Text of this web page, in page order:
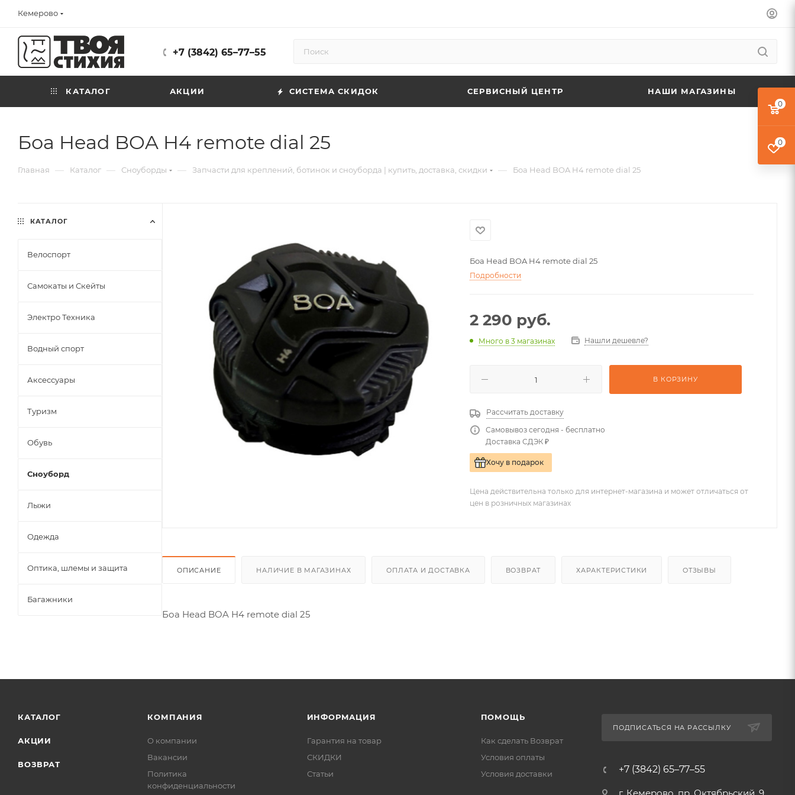
Кемерово
+7 (3842) 65–77–55
КАТАЛОГ АКЦИИ СИСТЕМА СКИДОК СЕРВИСНЫЙ ЦЕНТР НАШИ МАГАЗИНЫ
Боа Head BOA H4 remote dial 25
Главная — Каталог — Сноуборды — Запчасти для креплений, ботинок и сноуборда | купить, доставка, скидки — Боа Head BOA H4 remote dial 25
Боа Head BOA H4 remote dial 25
Подробности
2 290 руб.
Много в 3 магазинах Нашли дешевле?
В КОРЗИНУ
Рассчитать доставку
Самовывоз сегодня - бесплатно
Доставка СДЭК ₽
Хочу в подарок
Цена действительна только для интернет-магазина и может отличаться от
цен в розничных магазинах
ОПИСАНИЕ НАЛИЧИЕ В МАГАЗИНАХ ОПЛАТА И ДОСТАВКА ВОЗВРАТ ХАРАКТЕРИСТИКИ ОТЗЫВЫ
Боа Head BOA H4 remote dial 25
КАТАЛОГ
Велоспорт
Самокаты и Скейты
Электро Техника
Водный спорт
Аксессуары
Туризм
Обувь
Сноуборд
Лыжи
Одежда
Оптика, шлемы и защита
Багажники
КАТАЛОГ
АКЦИИ
ВОЗВРАТ
КОМПАНИЯ
О компании
Вакансии
Политика
конфиденциальности
ИНФОРМАЦИЯ
Гарантия на товар
СКИДКИ
Статьи
ПОМОЩЬ
Как сделать Возврат
Условия оплаты
Условия доставки
ПОДПИСАТЬСЯ НА РАССЫЛКУ
+7 (3842) 65–77–55
0
0